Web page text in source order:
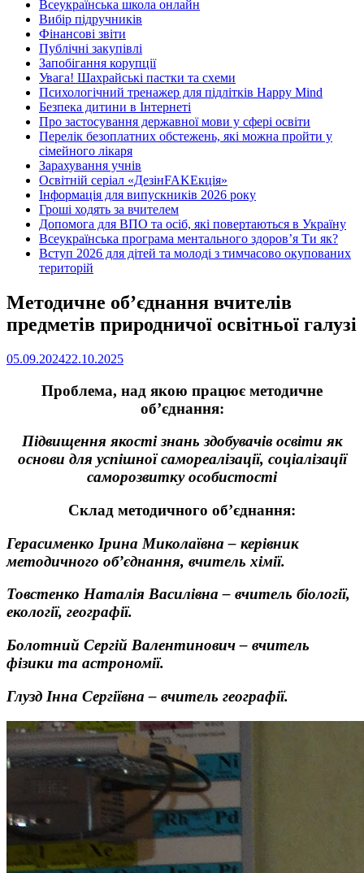
Всеукраїнська школа онлайн
Вибір підручників
Фінансові звіти
Публічні закупівлі
Запобігання корупції
Увага! Шахрайські пастки та схеми
Психологічний тренажер для підлітків Happy Mind
Безпека дитини в Інтернеті
Про застосування державної мови у сфері освіти
Перелік безоплатних обстежень, які можна пройти у
сімейного лікаря
Зарахування учнів
Освітній серіал «ДезінFAKEкція»
Інформація для випускників 2026 року
Гроші ходять за вчителем
Допомога для ВПО та осіб, які повертаються в Україну
Всеукраїнська програма ментального здоров’я Ти як?
Вступ 2026 для дітей та молоді з тимчасово окупованих
територій
Методичне об’єднання вчителів
предметів природничої освітньої галузі
05.09.202422.10.2025
Проблема, над якою працює методичне
об’єднання:
Підвищення якості знань здобувачів освіти як
основи для успішної самореалізації, соціалізації
саморозвитку особистості
Склад методичного об’єднання:
Герасименко Ірина Миколаївна – керівник
методичного об’єднання, вчитель хімії.
Товстенко Наталія Василівна – вчитель біології,
екології, географії.
Болотний Сергій Валентинович – вчитель
фізики та астрономії.
Глузд Інна Сергіївна – вчитель географії.